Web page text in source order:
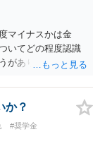
マイナスかは金
いてどの程度認識
がありません。 と
。
か？
#奨学金